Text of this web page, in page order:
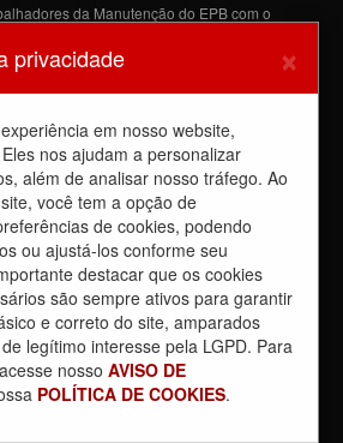
da Manutenção do EPB com o
mostram que a luta é o caminho e
DE LUTA contra a privatização da CPTM.
do EPB, com a Inspeção de Via e
área
entre o Sindicato e o Metrus
privacidade ×
em nosso website,
nos ajudam a personalizar
além de analisar nosso tráfego. Ao
você tem a opção de
de cookies, podendo
ou ajustá-los conforme seu
destacar que os cookies
são sempre ativos para garantir
e correto do site, amparados
legítimo interesse pela LGPD. Para
nosso AVISO DE
POLÍTICA DE COOKIES.